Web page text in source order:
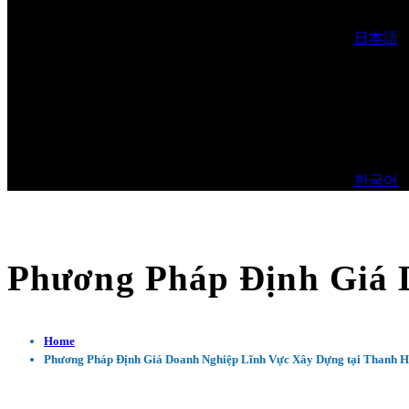
日本語
한국어
Phương Pháp Định Giá
Home
Phương Pháp Định Giá Doanh Nghiệp Lĩnh Vực Xây Dựng tại Thanh